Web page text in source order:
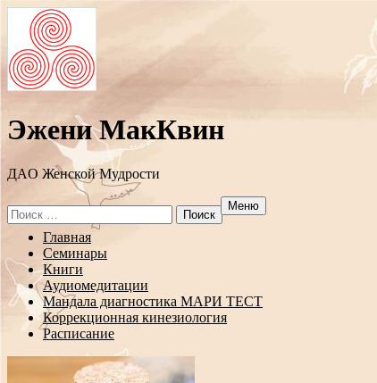
Эжени МакКвин
ДAO Женской Мудрости
Search
for:
Меню
Перейти
содержанию
Главная
Семинары
Книги
Аудиомедитации
Мандала диагностика МАРИ ТЕСТ
Коррекционная кинезиология
Расписание